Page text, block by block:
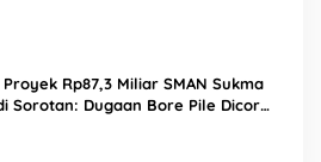
Proyek Rp87,3 Miliar SMAN Sukma
Sorotan: Dugaan Bore Pile Dicor